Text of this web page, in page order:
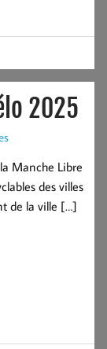
2025
Manche Libre
des villes
de la ville […]